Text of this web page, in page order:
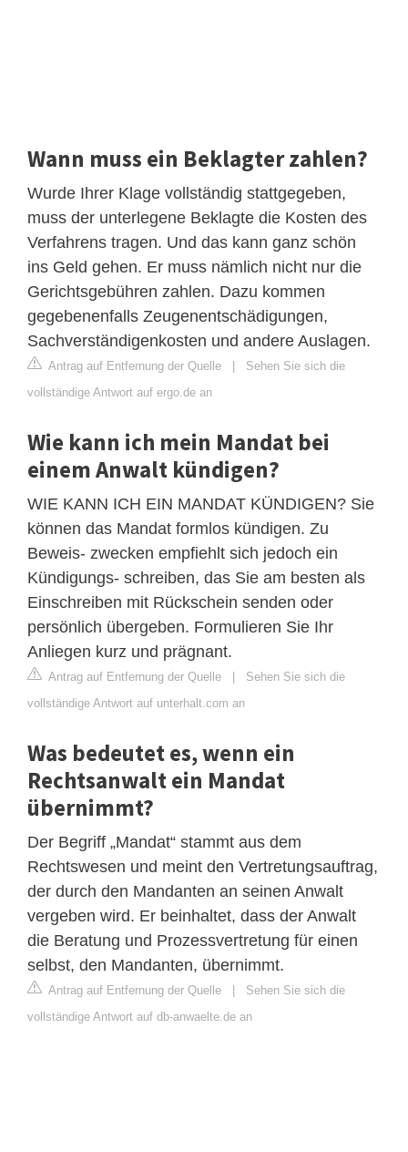
Wann muss ein Beklagter zahlen?
Wurde Ihrer Klage vollständig stattgegeben,
muss der unterlegene Beklagte die Kosten des
Verfahrens tragen. Und das kann ganz schön
ins Geld gehen. Er muss nämlich nicht nur die
Gerichtsgebühren zahlen. Dazu kommen
gegebenenfalls Zeugenentschädigungen,
Sachverständigenkosten und andere Auslagen.
Antrag auf Entfernung der Quelle | Sehen Sie sich die
vollständige Antwort auf ergo.de an
Wie kann ich mein Mandat bei
einem Anwalt kündigen?
WIE KANN ICH EIN MANDAT KÜNDIGEN? Sie
können das Mandat formlos kündigen. Zu
Beweis- zwecken empfiehlt sich jedoch ein
Kündigungs- schreiben, das Sie am besten als
Einschreiben mit Rückschein senden oder
persönlich übergeben. Formulieren Sie Ihr
Anliegen kurz und prägnant.
Antrag auf Entfernung der Quelle | Sehen Sie sich die
vollständige Antwort auf unterhalt.com an
Was bedeutet es, wenn ein
Rechtsanwalt ein Mandat
übernimmt?
Der Begriff „Mandat“ stammt aus dem
Rechtswesen und meint den Vertretungsauftrag,
der durch den Mandanten an seinen Anwalt
vergeben wird. Er beinhaltet, dass der Anwalt
die Beratung und Prozessvertretung für einen
selbst, den Mandanten, übernimmt.
Antrag auf Entfernung der Quelle | Sehen Sie sich die
vollständige Antwort auf db-anwaelte.de an